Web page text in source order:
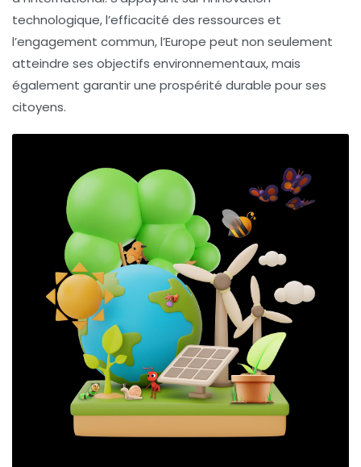
technologique, l’efficacité des ressources et
l’engagement commun, l’Europe peut non seulement
atteindre ses objectifs environnementaux, mais
également garantir une prospérité durable pour ses
citoyens.